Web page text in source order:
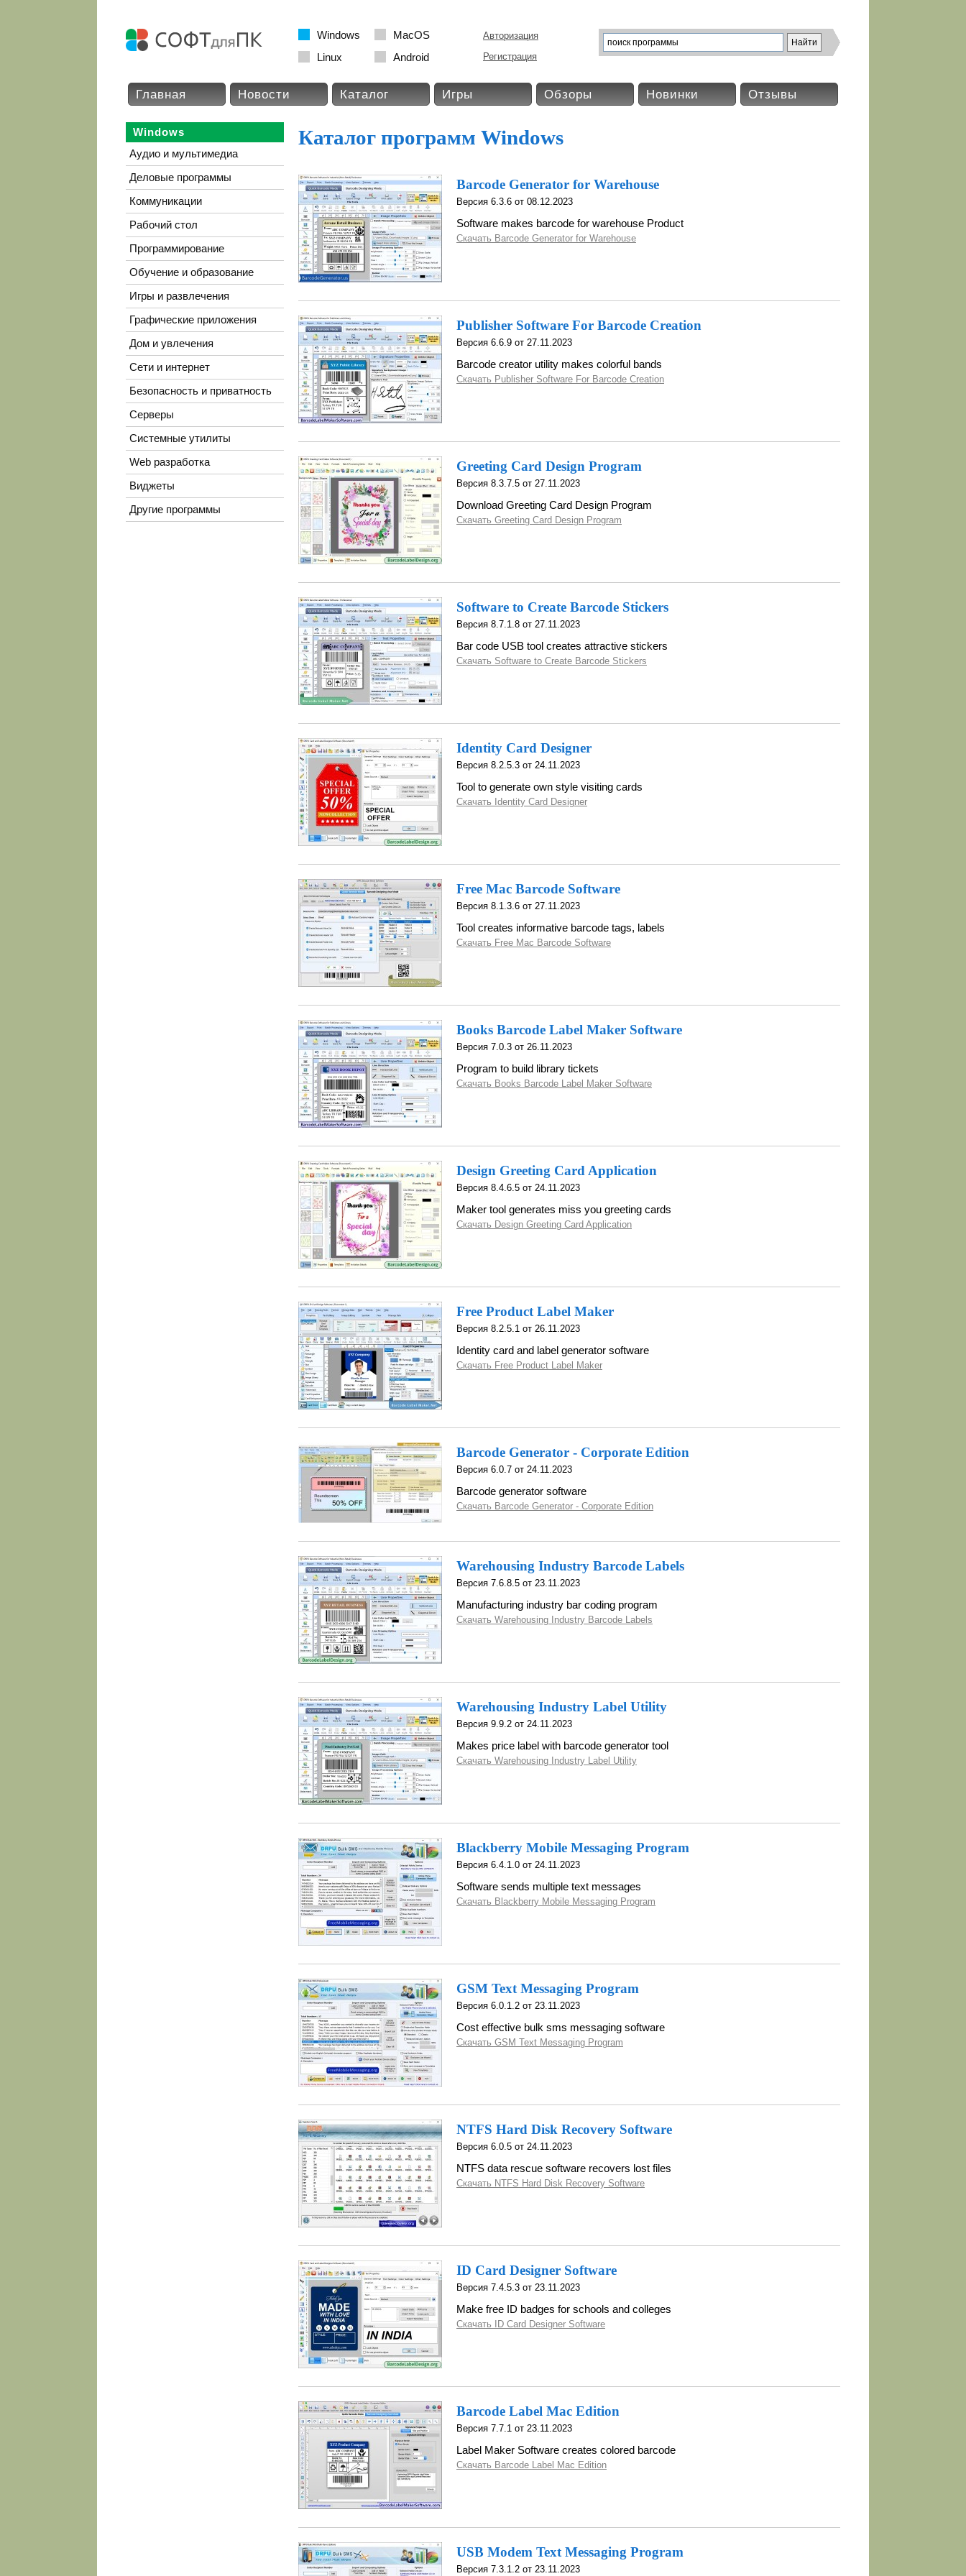
Windows
MacOS
Linux
Android
Авторизация
Регистрация
Главная Новости Каталог Игры Обзоры Новинки Отзывы
Windows
Аудио и мультимедиа
Деловые программы
Коммуникации
Рабочий стол
Программирование
Обучение и образование
Игры и развлечения
Графические приложения
Дом и увлечения
Сети и интернет
Безопасность и приватность
Серверы
Системные утилиты
Web разработка
Виджеты
Другие программы
Каталог программ Windows
Barcode Generator for Warehouse
Версия 6.3.6 от 08.12.2023
Software makes barcode for warehouse Product
Скачать Barcode Generator for Warehouse
Publisher Software For Barcode Creation
Версия 6.6.9 от 27.11.2023
Barcode creator utility makes colorful bands
Скачать Publisher Software For Barcode Creation
Greeting Card Design Program
Версия 8.3.7.5 от 27.11.2023
Download Greeting Card Design Program
Скачать Greeting Card Design Program
Software to Create Barcode Stickers
Версия 8.7.1.8 от 27.11.2023
Bar code USB tool creates attractive stickers
Скачать Software to Create Barcode Stickers
Identity Card Designer
Версия 8.2.5.3 от 24.11.2023
Tool to generate own style visiting cards
Скачать Identity Card Designer
Free Mac Barcode Software
Версия 8.1.3.6 от 27.11.2023
Tool creates informative barcode tags, labels
Скачать Free Mac Barcode Software
Books Barcode Label Maker Software
Версия 7.0.3 от 26.11.2023
Program to build library tickets
Скачать Books Barcode Label Maker Software
Design Greeting Card Application
Версия 8.4.6.5 от 24.11.2023
Maker tool generates miss you greeting cards
Скачать Design Greeting Card Application
Free Product Label Maker
Версия 8.2.5.1 от 26.11.2023
Identity card and label generator software
Скачать Free Product Label Maker
Barcode Generator - Corporate Edition
Версия 6.0.7 от 24.11.2023
Barcode generator software
Скачать Barcode Generator - Corporate Edition
Warehousing Industry Barcode Labels
Версия 7.6.8.5 от 23.11.2023
Manufacturing industry bar coding program
Скачать Warehousing Industry Barcode Labels
Warehousing Industry Label Utility
Версия 9.9.2 от 24.11.2023
Makes price label with barcode generator tool
Скачать Warehousing Industry Label Utility
Blackberry Mobile Messaging Program
Версия 6.4.1.0 от 24.11.2023
Software sends multiple text messages
Скачать Blackberry Mobile Messaging Program
GSM Text Messaging Program
Версия 6.0.1.2 от 23.11.2023
Cost effective bulk sms messaging software
Скачать GSM Text Messaging Program
NTFS Hard Disk Recovery Software
Версия 6.0.5 от 24.11.2023
NTFS data rescue software recovers lost files
Скачать NTFS Hard Disk Recovery Software
ID Card Designer Software
Версия 7.4.5.3 от 23.11.2023
Make free ID badges for schools and colleges
Скачать ID Card Designer Software
Barcode Label Mac Edition
Версия 7.7.1 от 23.11.2023
Label Maker Software creates colored barcode
Скачать Barcode Label Mac Edition
USB Modem Text Messaging Program
Версия 7.3.1.2 от 23.11.2023